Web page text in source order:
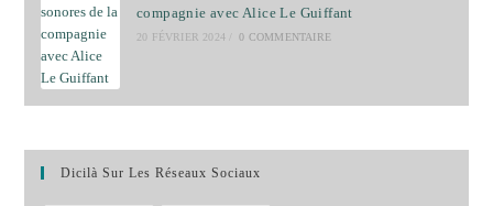
compagnie avec Alice Le Guiffant
20 FÉVRIER 2024 0 COMMENTAIRE
Dicilà Sur Les Réseaux Sociaux